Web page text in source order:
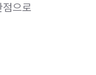
으로